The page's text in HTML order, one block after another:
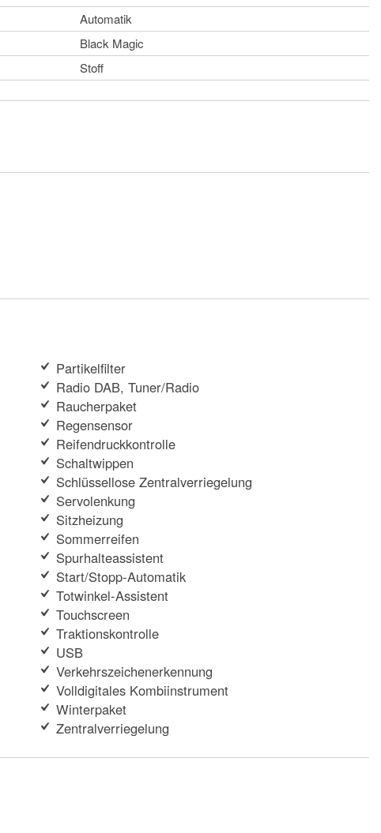
Automatik
Black Magic
Stoff
Partikelfilter
Radio DAB, Tuner/Radio
Raucherpaket
Regensensor
Reifendruckkontrolle
Schaltwippen
Schlüssellose Zentralverriegelung
Servolenkung
Sitzheizung
Sommerreifen
Spurhalteassistent
Start/Stopp-Automatik
Totwinkel-Assistent
Touchscreen
Traktionskontrolle
USB
Verkehrszeichenerkennung
Volldigitales Kombiinstrument
Winterpaket
Zentralverriegelung